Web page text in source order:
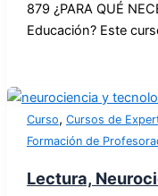
879 ¿PARA QUÉ
Educación? Este
Curso, Cursos de
Formación de
Lectura,